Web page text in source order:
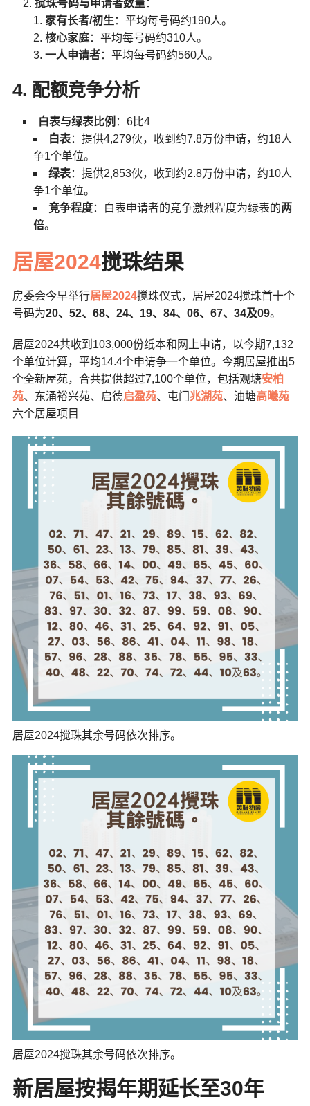
搅珠号码与申请者数量：
家有长者/初生 ：平均每号码约190人。
核心家庭：平均每号码约310人。
一人申请者：平均每号码约560人。
4. 配额竞争分析
白表与绿表比例 ：6比4
白表：提供4,279伙，收到约7.8万份申请，约18人
争1个单位。
绿表：提供2,853伙，收到约2.8万份申请，约10人
争1个单位。
竞争程度：白表申请者的竞争激烈程度为绿表的两
倍。
居屋2024搅珠结果
房委会今早举行居屋2024搅珠仪式，居屋2024搅珠首十个
号码为20、52、68、24、19、84、06、67、34及09。
居屋2024共收到103,000份纸本和网上申请，以今期7,132
个单位计算，平均14.4个申请争一个单位。今期居屋推出5
个全新屋苑，合共提供超过7,100个单位，包括观塘安柏
苑、东涌裕兴苑、启德启盈苑、屯门 兆湖苑、油塘高曦苑
六个居屋项目
居屋2024搅珠其余号码依次排序。
居屋2024搅珠其余号码依次排序。
新居屋按揭年期延长至30年